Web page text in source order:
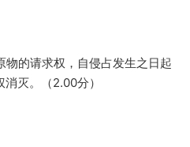
物的请求权，自侵占发生之日起
灭。（2.00分）